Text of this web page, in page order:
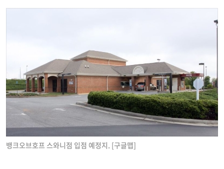
뱅크오브호프 스와니점 입점 예정지. [구글맵]